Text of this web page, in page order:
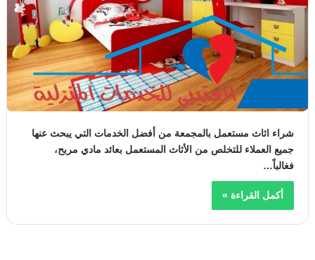
شراء اثاث مستعمل بالمجمعة من أفضل الخدمات التي يبحث عنها
جميع العملاء للتخلص من الأثاث المستعمل بعائد مادي مربح،
فغالباً…
أكمل القراءة »